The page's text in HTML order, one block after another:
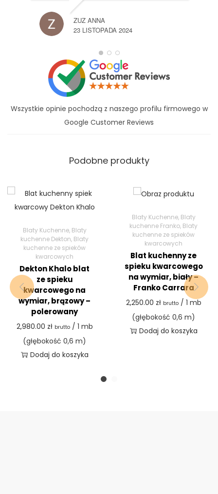
ZUZ ANNA
23 LISTOPADA 2024
Wszystkie opinie pochodzą z naszego profilu firmowego w
Google Customer Reviews
Podobne produkty
Blaty Kuchenne, Blaty
kuchenne Dekton, Blaty
kuchenne ze spieków
kwarcowych
Dekton Khalo blat
ze spieku
kwarcowego na
wymiar, brązowy –
polerowany
2,980.00 zł brutto/ 1 mb
(głębokość 0,6 m)
Dodaj do koszyka
Blaty Kuchenne, Blaty
kuchenne Franko, Blaty
kuchenne ze spieków
kwarcowych
Blat kuchenny ze
spieku kwarcowego
na wymiar, biały –
Franko Carrara
2,250.00 zł brutto/ 1 mb
(głębokość 0,6 m)
Dodaj do koszyka